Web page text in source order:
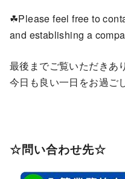
☘Please feel free to
and establishing a
最後までご覧いただきあ
今日も良い一日をお過ご
☆問い合わせ先☆